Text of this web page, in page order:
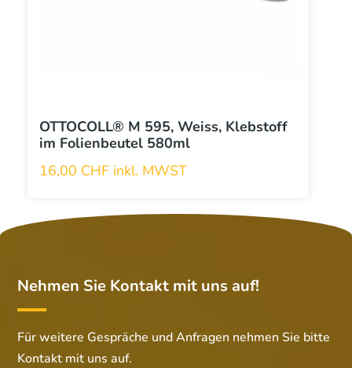
OTTOCOLL® M 595, Weiss, Klebstoff
im Folienbeutel 580ml
16,00 CHF inkl. MWST
Nehmen Sie Kontakt mit uns auf!
Für weitere Gespräche und Anfragen nehmen Sie bitte
Kontakt mit uns auf.